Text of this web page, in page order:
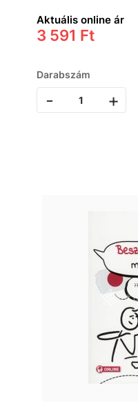
Aktuális online ár
3 591 Ft
Darabszám
- +